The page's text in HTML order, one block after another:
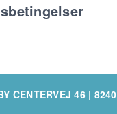
CENTERVEJ 46 |